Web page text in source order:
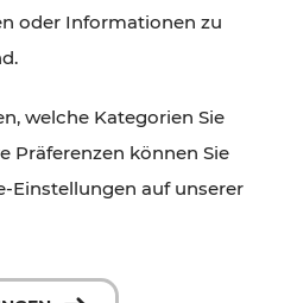
oder Informationen zu
welche Kategorien Sie
Präferenzen können Sie
Einstellungen auf unserer